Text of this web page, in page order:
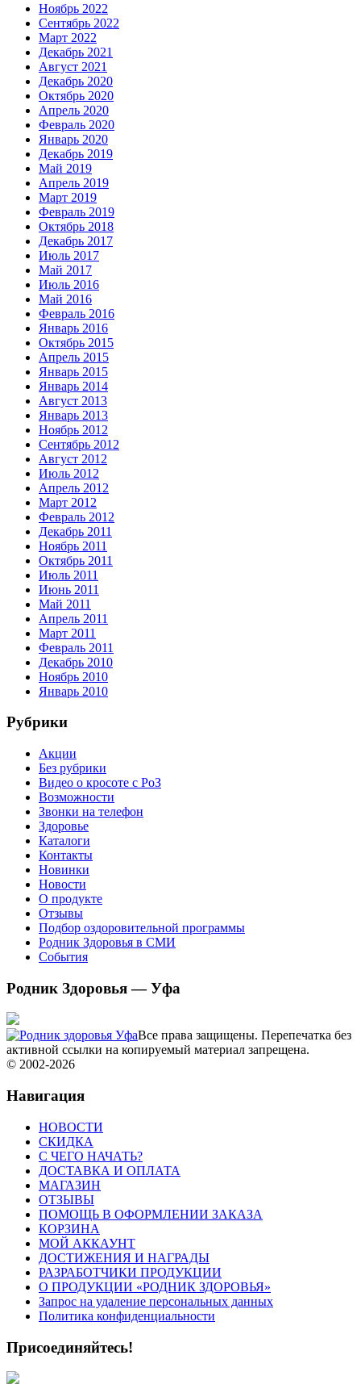
Ноябрь 2022
Сентябрь 2022
Март 2022
Декабрь 2021
Август 2021
Декабрь 2020
Октябрь 2020
Апрель 2020
Февраль 2020
Январь 2020
Декабрь 2019
Май 2019
Апрель 2019
Март 2019
Февраль 2019
Октябрь 2018
Декабрь 2017
Июль 2017
Май 2017
Июль 2016
Май 2016
Февраль 2016
Январь 2016
Октябрь 2015
Апрель 2015
Январь 2015
Январь 2014
Август 2013
Январь 2013
Ноябрь 2012
Сентябрь 2012
Август 2012
Июль 2012
Апрель 2012
Март 2012
Февраль 2012
Декабрь 2011
Ноябрь 2011
Октябрь 2011
Июль 2011
Июнь 2011
Май 2011
Апрель 2011
Март 2011
Февраль 2011
Декабрь 2010
Ноябрь 2010
Январь 2010
Рубрики
Акции
Без рубрики
Видео о кросоте с РоЗ
Возможности
Звонки на телефон
Здоровье
Каталоги
Контакты
Новинки
Новости
О продукте
Отзывы
Подбор оздоровительной программы
Родник Здоровья в СМИ
События
Родник Здоровья — Уфа
Все права защищены. Перепечатка без
активной ссылки на копируемый материал запрещена.
© 2002-2026
Навигация
НОВОСТИ
СКИДКА
C ЧЕГО НАЧАТЬ?
ДОСТАВКА И ОПЛАТА
МАГАЗИН
ОТЗЫВЫ
ПОМОЩЬ В ОФОРМЛЕНИИ ЗАКАЗА
КОРЗИНА
МОЙ АККАУНТ
ДОСТИЖЕНИЯ И НАГРАДЫ
РАЗРАБОТЧИКИ ПРОДУКЦИИ
О ПРОДУКЦИИ «РОДНИК ЗДОРОВЬЯ»
Запрос на удаление персональных данных
Политика конфиденциальности
Присоединяйтесь!